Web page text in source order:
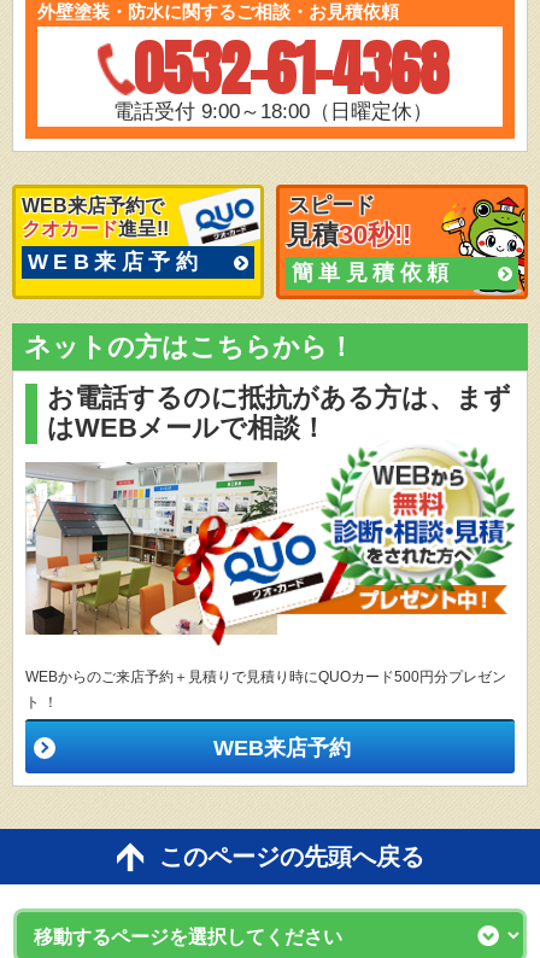
外壁塗装・防水に関するご相談・お見積依頼
0532-61-4368
電話受付 9:00～18:00（日曜定休）
WEB来店予約で
クオカード進呈!!
WEB来店予約
スピード
見積30秒!!
簡単見積依頼
ネットの方はこちらから！
お電話するのに抵抗がある方は、
まず
はWEBメールで相談！
WEBからのご来店予約＋見積りで見積り時にQUOカード500円分プレゼン
ト ！
WEB来店予約
このページの先頭へ戻る